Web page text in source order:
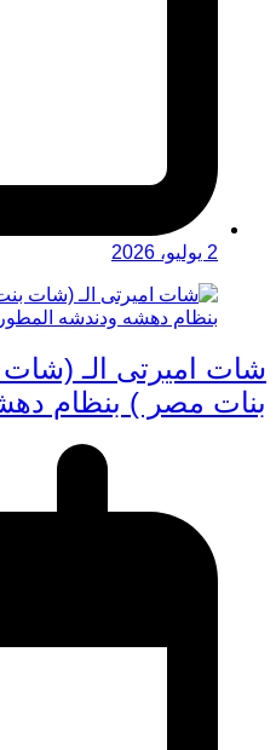
2 يوليو، 2026
شات اميرتى الـ
بنات مصر ) بنظام